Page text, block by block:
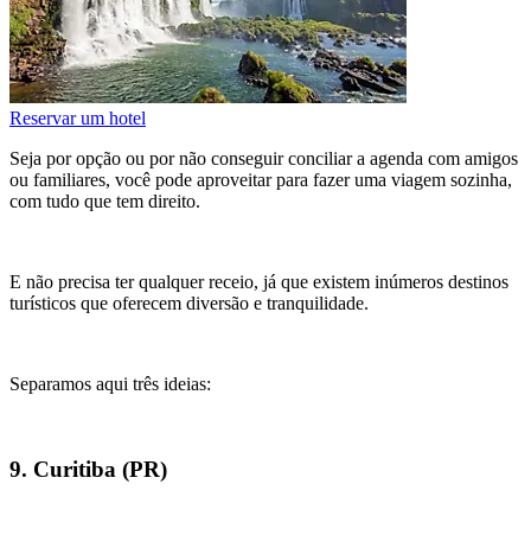
Reservar um hotel
Seja por opção ou por não conseguir conciliar a agenda com amigos
ou familiares, você pode aproveitar para fazer uma viagem sozinha,
com tudo que tem direito.
E não precisa ter qualquer receio, já que existem inúmeros destinos
turísticos que oferecem diversão e tranquilidade.
Separamos aqui três ideias:
9. Curitiba (PR)